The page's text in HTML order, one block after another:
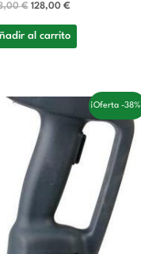
€ 128,00 €
al carrito
¡Oferta -
precio
original
era:
185,00 €.
precio
actual
114,00 €.